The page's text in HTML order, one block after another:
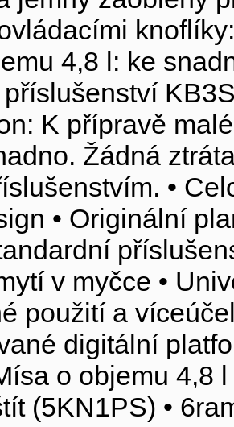
4,8 l: ke
K přípravě
Žádná
•
• Originální
v myčce •
použití a
digitální
o objemu 4,8
(5KN1PS) •